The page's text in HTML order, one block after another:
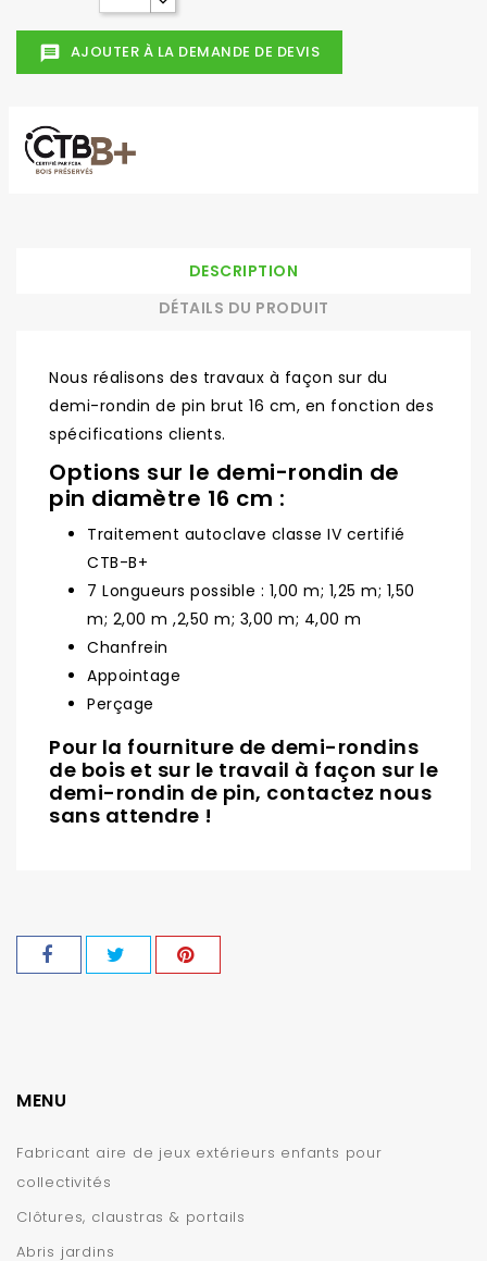
message AJOUTER À LA DEMANDE DE DEVIS
DESCRIPTION
DÉTAILS DU PRODUIT
Nous réalisons des travaux à façon sur du
demi-rondin de pin brut 16 cm, en fonction des
spécifications clients.
Options sur le demi-rondin de
pin diamètre 16 cm :
Traitement autoclave classe IV certifié
CTB-B+
7 Longueurs possible : 1,00 m; 1,25 m; 1,50
m; 2,00 m ,2,50 m; 3,00 m; 4,00 m
Chanfrein
Appointage
Perçage
Pour la fourniture de demi-rondins
de bois et sur le travail à façon sur le
demi-rondin de pin, contactez nous
sans attendre !
MENU
Fabricant aire de jeux extérieurs enfants pour
collectivités
Clôtures, claustras & portails
Abris jardins